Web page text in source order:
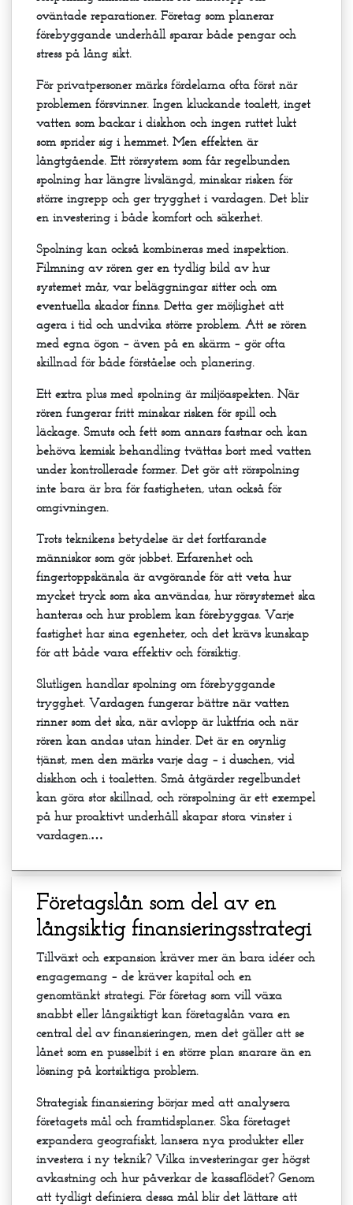
oväntade reparationer. Företag som planerar
förebyggande underhåll sparar både pengar och
stress på lång sikt.
För privatpersoner märks fördelarna ofta först när
problemen försvinner. Ingen kluckande toalett, inget
vatten som backar i diskhon och ingen ruttet lukt
som sprider sig i hemmet. Men effekten är
långtgående. Ett rörsystem som får regelbunden
spolning har längre livslängd, minskar risken för
större ingrepp och ger trygghet i vardagen. Det blir
en investering i både komfort och säkerhet.
Spolning kan också kombineras med inspektion.
Filmning av rören ger en tydlig bild av hur
systemet mår, var beläggningar sitter och om
eventuella skador finns. Detta ger möjlighet att
agera i tid och undvika större problem. Att se rören
med egna ögon – även på en skärm – gör ofta
skillnad för både förståelse och planering.
Ett extra plus med spolning är miljöaspekten. När
rören fungerar fritt minskar risken för spill och
läckage. Smuts och fett som annars fastnar och kan
behöva kemisk behandling tvättas bort med vatten
under kontrollerade former. Det gör att rörspolning
inte bara är bra för fastigheten, utan också för
omgivningen.
Trots teknikens betydelse är det fortfarande
människor som gör jobbet. Erfarenhet och
fingertoppskänsla är avgörande för att veta hur
mycket tryck som ska användas, hur rörsystemet ska
hanteras och hur problem kan förebyggas. Varje
fastighet har sina egenheter, och det krävs kunskap
för att både vara effektiv och försiktig.
Slutligen handlar spolning om förebyggande
trygghet. Vardagen fungerar bättre när vatten
rinner som det ska, när avlopp är luktfria och när
rören kan andas utan hinder. Det är en osynlig
tjänst, men den märks varje dag – i duschen, vid
diskhon och i toaletten. Små åtgärder regelbundet
kan göra stor skillnad, och rörspolning är ett exempel
på hur proaktivt underhåll skapar stora vinster i
vardagen.…
Företagslån som del av en
långsiktig finansieringsstrategi
Tillväxt och expansion kräver mer än bara idéer och
engagemang – de kräver kapital och en
genomtänkt strategi. För företag som vill växa
snabbt eller långsiktigt kan företagslån vara en
central del av finansieringen, men det gäller att se
lånet som en pusselbit i en större plan snarare än en
lösning på kortsiktiga problem.
Strategisk finansiering börjar med att analysera
företagets mål och framtidsplaner. Ska företaget
expandera geografiskt, lansera nya produkter eller
investera i ny teknik? Vilka investeringar ger högst
avkastning och hur påverkar de kassaflödet? Genom
att tydligt definiera dessa mål blir det lättare att